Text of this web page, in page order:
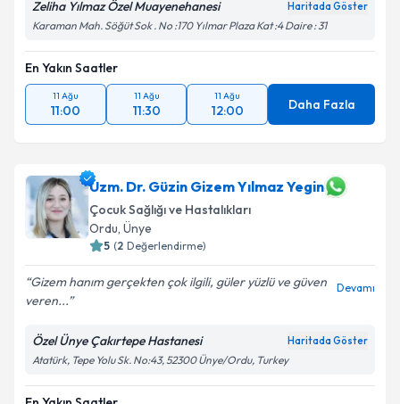
Zeliha Yılmaz Özel Muayenehanesi Haritada Göster
Karaman Mah. Söğüt Sok . No :170 Yılmar Plaza Kat :4 Daire : 31
En Yakın Saatler
11 Ağu
11:00
11 Ağu
11:30
11 Ağu
12:00 Daha Fazla
Uzm. Dr. Güzin Gizem Yılmaz Yegin
Çocuk Sağlığı ve Hastalıkları
Ordu, Ünye
5 (2 Değerlendirme)
Gizem hanım gerçekten çok ilgili, güler yüzlü ve güven
veren...
Devamı
Özel Ünye Çakırtepe Hastanesi Haritada Göster
Atatürk, Tepe Yolu Sk. No:43, 52300 Ünye/Ordu, Turkey